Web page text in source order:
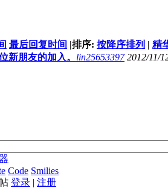
最后回复时间 |排序: 按降序排列 | 精
新朋友的加入。 lin25653397 2012/11/
Code Smilies
登录 | 注册